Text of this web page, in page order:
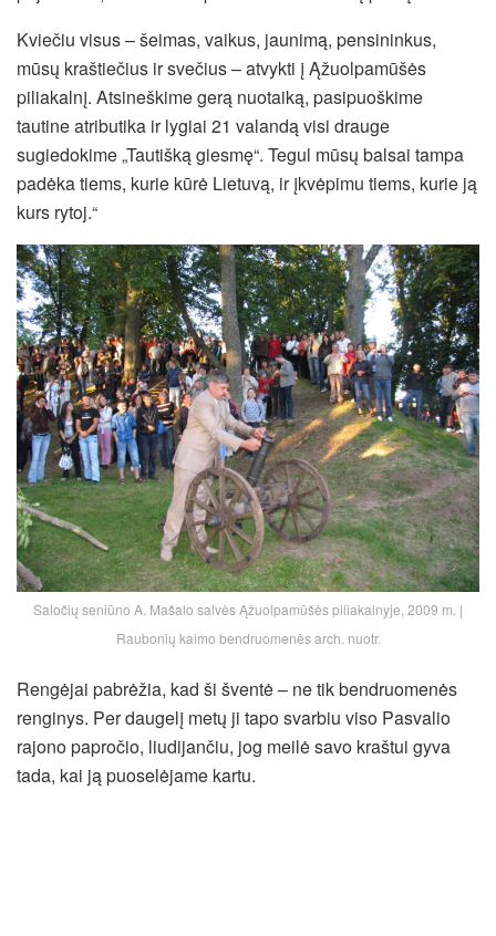
Kviečiu visus – šeimas, vaikus, jaunimą, pensininkus,
mūsų kraštiečius ir svečius – atvykti į Ąžuolpamūšės
piliakalnį. Atsineškime gerą nuotaiką, pasipuoškime
tautine atributika ir lygiai 21 valandą visi drauge
sugiedokime „Tautišką giesmę“. Tegul mūsų balsai tampa
padėka tiems, kurie kūrė Lietuvą, ir įkvėpimu tiems, kurie ją
kurs rytoj.“
Saločių seniūno A. Mašalo salvės Ąžuolpamūšės piliakalnyje, 2009 m. |
Raubonių kaimo bendruomenės arch. nuotr.
Rengėjai pabrėžia, kad ši šventė – ne tik bendruomenės
renginys. Per daugelį metų ji tapo svarbiu viso Pasvalio
rajono papročio, liudijančiu, jog meilė savo kraštui gyva
tada, kai ją puoselėjame kartu.